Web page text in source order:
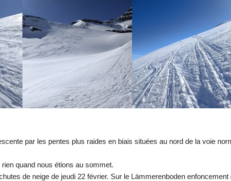
par les pentes plus raides en biais situées au nord de la voie
quand nous étions au sommet.
de neige de jeudi 22 février. Sur le Lämmerenboden